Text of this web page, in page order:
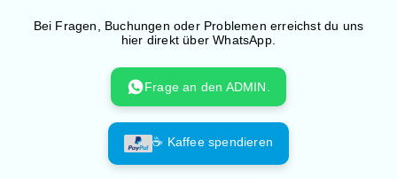
Bei Fragen, Buchungen oder Problemen erreichst du uns
hier direkt über WhatsApp.
Frage an den ADMIN.
☕ Kaffee spendieren